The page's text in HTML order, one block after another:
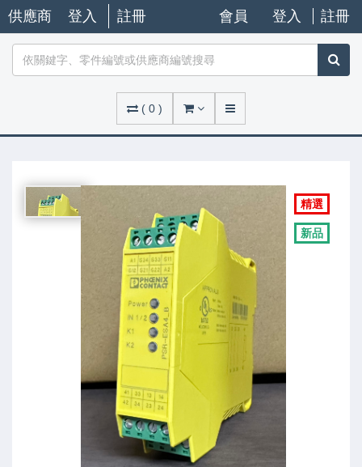
供應商 登入 註冊 會員 登入 註冊
( 0 )
精選
新品